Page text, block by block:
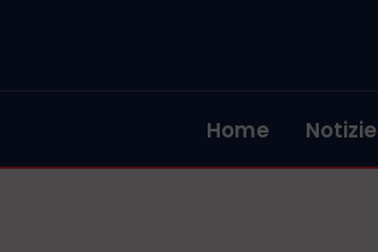
Home Notizie